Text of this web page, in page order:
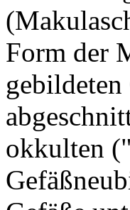
Form der
okkulten